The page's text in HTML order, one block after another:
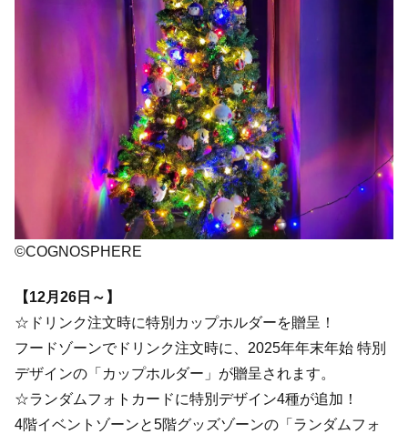
©COGNOSPHERE
【12月26日～】
☆ドリンク注文時に特別カップホルダーを贈呈！
フードゾーンでドリンク注文時に、2025年年末年始 特別
デザインの「カップホルダー」が贈呈されます。
☆ランダムフォトカードに特別デザイン4種が追加！
4階イベントゾーンと5階グッズゾーンの「ランダムフォ